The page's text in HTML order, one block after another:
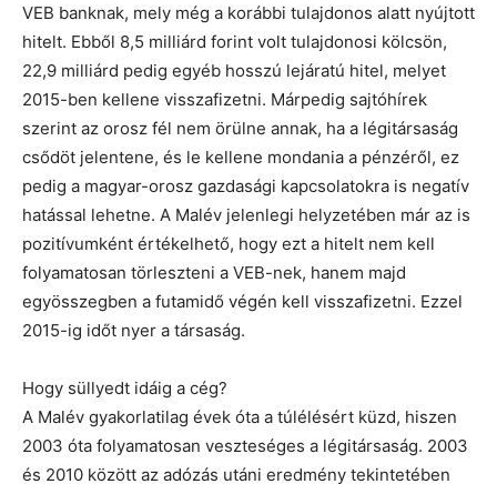
VEB banknak, mely még a korábbi tulajdonos alatt nyújtott
hitelt. Ebből 8,5 milliárd forint volt tulajdonosi kölcsön,
22,9 milliárd pedig egyéb hosszú lejáratú hitel, melyet
2015-ben kellene visszafizetni. Márpedig sajtóhírek
szerint az orosz fél nem örülne annak, ha a légitársaság
csődöt jelentene, és le kellene mondania a pénzéről, ez
pedig a magyar-orosz gazdasági kapcsolatokra is negatív
hatással lehetne. A Malév jelenlegi helyzetében már az is
pozitívumként értékelhető, hogy ezt a hitelt nem kell
folyamatosan törleszteni a VEB-nek, hanem majd
egyösszegben a futamidő végén kell visszafizetni. Ezzel
2015-ig időt nyer a társaság.
Hogy süllyedt idáig a cég?
A Malév gyakorlatilag évek óta a túlélésért küzd, hiszen
2003 óta folyamatosan veszteséges a légitársaság. 2003
és 2010 között az adózás utáni eredmény tekintetében